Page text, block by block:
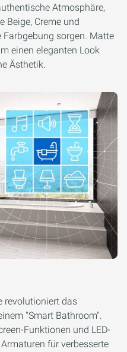
Atmosphäre,
Beige, Creme und
sorgen. Matte
einen eleganten Look
Ästhetik.
revolutioniert das
"Smart Bathroom".
Funktionen und LED-
für verbesserte